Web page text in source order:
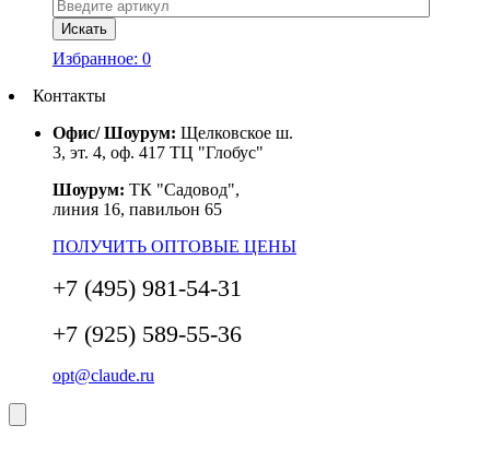
Избранное: 0
Контакты
Офис/ Шоурум: Щелковское ш.
3, эт. 4, оф. 417 ТЦ "Глобус"
Шоурум: ТК "Садовод",
линия 16, павильон 65
ПОЛУЧИТЬ ОПТОВЫЕ ЦЕНЫ
+7 (495) 981-54-31
+7 (925) 589-55-36
opt@claude.ru